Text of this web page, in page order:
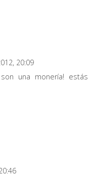
20:09
una monería! estás